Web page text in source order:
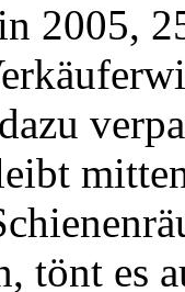
2005,
tönt es